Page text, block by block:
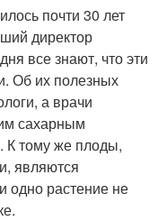
почти 30 лет
директор
все знают, что эти
Об их полезных
а врачи
сахарным
К тому же плоды,
являются
одно растение не